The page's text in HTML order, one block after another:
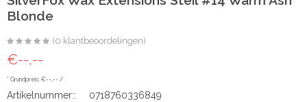
Blonde
(0 klantbeoordelingen)
€--,--
* Grundpreis: €--,-- /
Artikelnummer::
0718760336849